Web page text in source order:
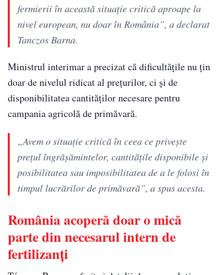
fermierii în această situație critică aproape la
nivel european, nu doar în România”, a declarat
Tanczos Barna.
Ministrul interimar a precizat că dificultățile nu țin
doar de nivelul ridicat al prețurilor, ci și de
disponibilitatea cantităților necesare pentru
campania agricolă de primăvară.
„Avem o situație critică în ceea ce privește
prețul îngrășămintelor, cantitățile disponibile și
posibilitatea sau imposibilitatea de a le folosi în
timpul lucrărilor de primăvară”, a spus acesta.
România acoperă doar o mică
parte din necesarul intern de
fertilizanți